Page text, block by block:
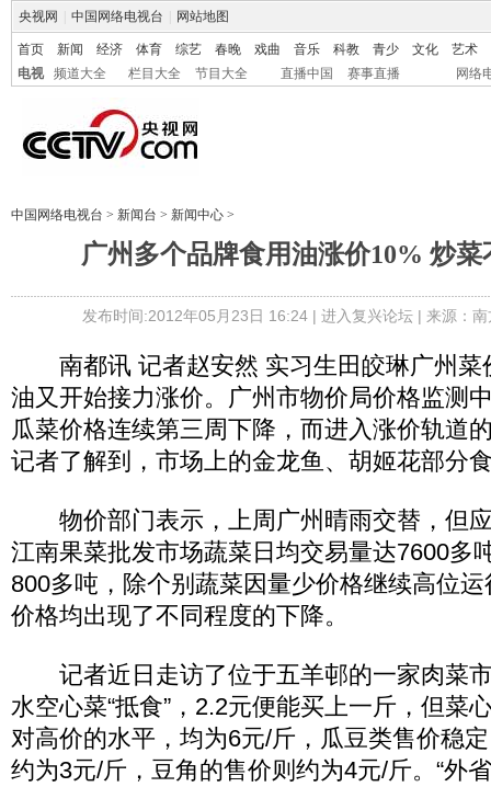
央视网 中国网络电视台 网站地图
首页 新闻 经济 体育 综艺 春晚 戏曲 音乐 科教 青少 文化
艺术
电视
频道大全 栏目大全 节目大全 直播中国 赛事直播 网络
中国网络电视台 > 新闻台 > 新闻中心 >
广州多个品牌食用油涨价10% 炒
发布时间:2012年05月23日 16:24 | 进入复兴论坛| 来源：
南都讯 记者赵安然 实习生田皎琳广州菜
油又开始接力涨价。广州市物价局价格监测
瓜菜价格连续第三周下降，而进入涨价轨道
记者了解到，市场上的金龙鱼、胡姬花部分
物价部门表示，上周广州晴雨交替，但
江南果菜批发市场蔬菜日均交易量达7600多
800多吨，除个别蔬菜因量少价格继续高位
价格均出现了不同程度的下降。
记者近日走访了位于五羊邨的一家肉菜
水空心菜“抵食”，2.2元便能买上一斤，但菜
对高价的水平，均为6元/斤，瓜豆类售价稳
约为3元/斤，豆角的售价则约为4元/斤。“外